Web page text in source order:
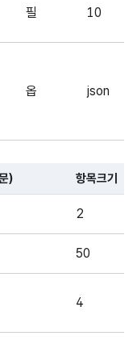
필 10
옵 json
항목에 대한
) 항목크기
2
50
4